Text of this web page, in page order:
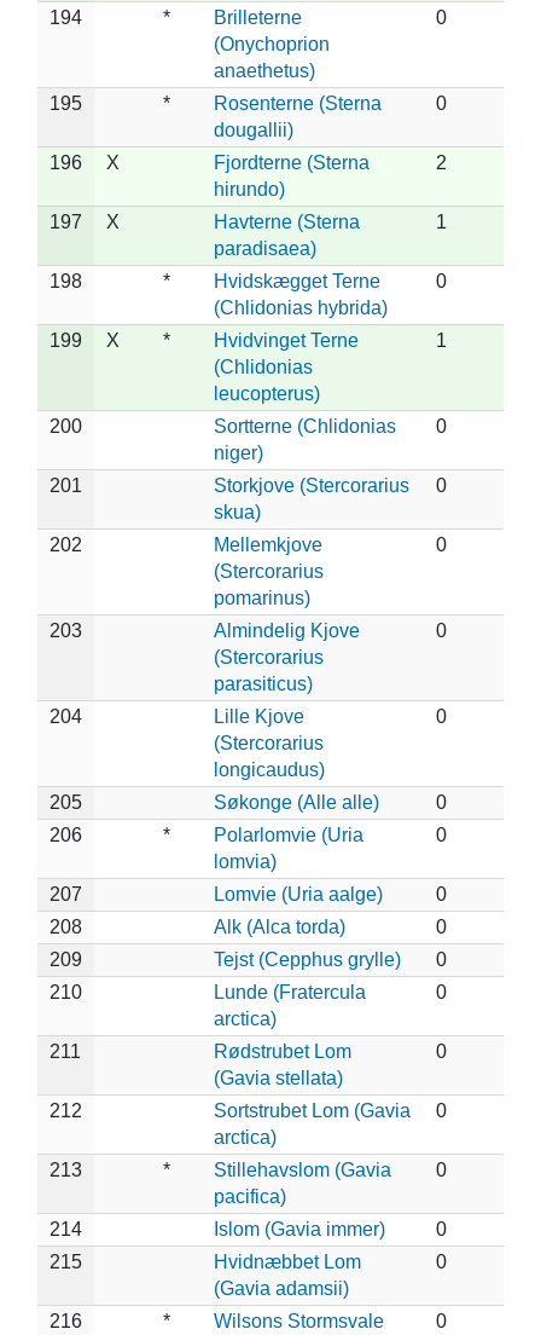
194 *
Brilleterne
(Onychoprion
anaethetus)
0
195 *
Rosenterne (Sterna
dougallii)
0
196 X
Fjordterne (Sterna
hirundo)
2
197 X
Havterne (Sterna
paradisaea)
1
198 *
Hvidskægget Terne
(Chlidonias hybrida)
0
199 X *
Hvidvinget Terne
(Chlidonias
leucopterus)
1
200
Sortterne (Chlidonias
niger)
0
201
Storkjove (Stercorarius
skua)
0
202
Mellemkjove
(Stercorarius
pomarinus)
0
203
Almindelig Kjove
(Stercorarius
parasiticus)
0
204
Lille Kjove
(Stercorarius
longicaudus)
0
205 Søkonge (Alle alle)
0
206
*
Polarlomvie (Uria
lomvia)
0
207 Lomvie (Uria aalge)
0
208
Alk (Alca torda)
0
209
Tejst (Cepphus grylle)
0
210
Lunde (Fratercula
arctica)
0
211
Rødstrubet Lom
(Gavia stellata)
0
212
Sortstrubet Lom (Gavia
arctica)
0
213 *
Stillehavslom (Gavia
pacifica)
0
214 Islom (Gavia immer)
0
215
Hvidnæbbet Lom
(Gavia adamsii)
0
216 *
Wilsons Stormsvale
0